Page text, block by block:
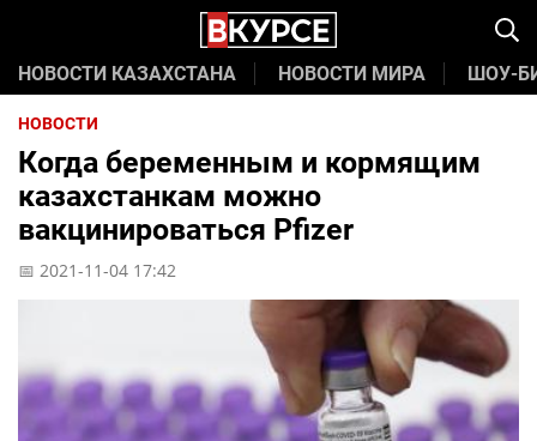
НОВОСТИ КАЗАХСТАНА НОВОСТИ МИРА ШОУ-
НОВОСТИ
Когда беременным и кормящим
казахстанкам можно
вакцинироваться Pfizer
📅 2021-11-04 17:42